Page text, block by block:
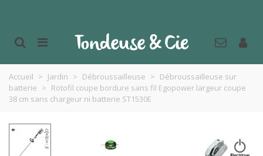
Accueil > Jardin > Débroussailleuse > Débroussailleuse sur
batterie > Rotofil coupe bordure sans fil Egopower largeur coupe
38 cm sans chargeur ni batterie ST1530E